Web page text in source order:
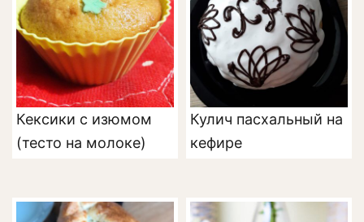
Кексики с изюмом
(тесто на молоке)
Кулич пасхальный на
кефире